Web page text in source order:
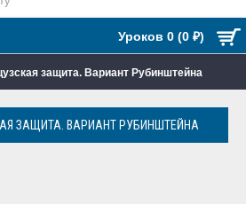
Уроков 0 (0 ₽)
защита. Вариант Рубинштейна
ЗАЩИТА. ВАРИАНТ РУБИНШТЕЙНА